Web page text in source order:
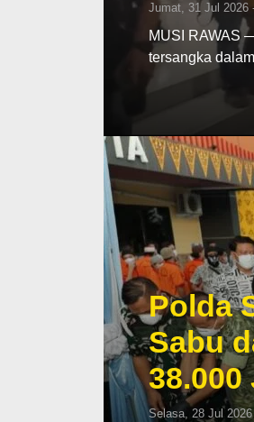
Jumat, 31 Jul 2026
MUSI RAWAS
tersangka
Polda
Sabu
38.000
Selasa, 28 Jul